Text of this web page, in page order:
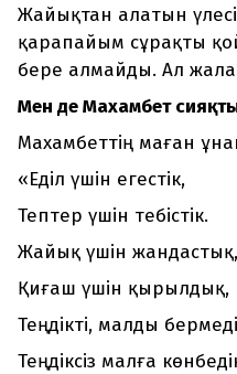
Жайықтан алатын
қарапайым сұрақты
бере алмайды. Ал
Мен де Махамбет
Махамбеттің маған
«Еділ үшін егестік,
Тептер үшін тебістік.
Жайық үшін жандастық,
Қиғаш үшін қырылдық,
Теңдікті, малды
Теңдіксіз малға